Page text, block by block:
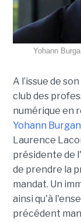
Yohann
A l’issue de
club des
numérique en
Yohann
Laurence
présidente de
de prendre la
mandat. Un
ainsi qu'à
précédent